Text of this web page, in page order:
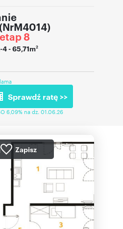
8
4- 65,71m2
Sprawdź ratę >>
6,09% na dz. 01.06.26
Zapisz